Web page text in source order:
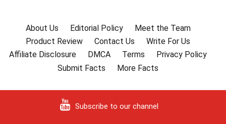
About Us Editorial Policy
Meet the Team
Product Review
Contact Us
Write For Us
Affiliate Disclosure
DMCA Terms
Privacy Policy
Submit Facts
More Facts
Subscribe to our channel